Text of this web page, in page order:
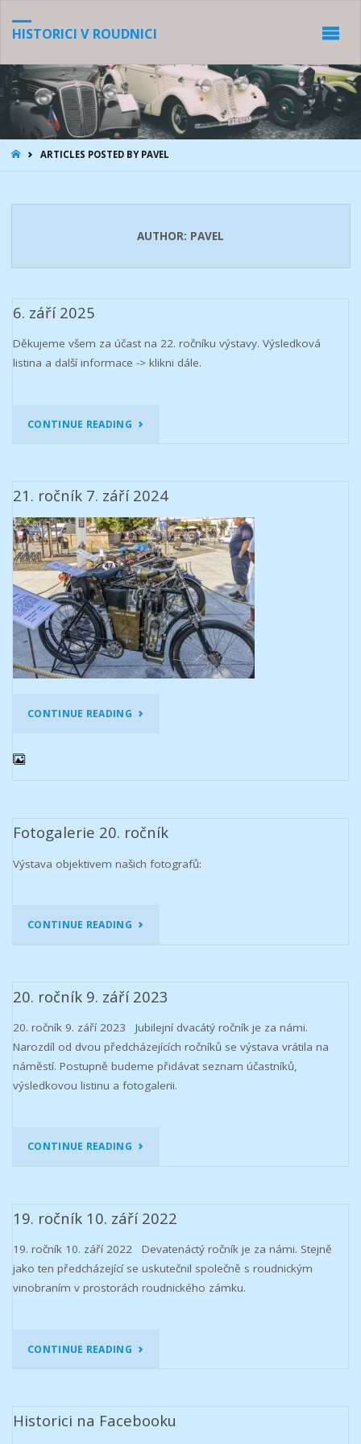
HISTORICI V ROUDNICI
HOMEARTICLES POSTED BY PAVEL
AUTHOR: PAVEL
6. září 2025
Děkujeme všem za účast na 22. ročníku výstavy. Výsledková
listina a další informace -> klikni dále.
CONTINUE READING"6.
21. ročník 7. září 2024
CONTINUE READING„21.
2024“
Fotogalerie 20. ročník
Výstava objektivem našich fotografů:
CONTINUE READING"FOTOGALERIE
20. ročník 9. září 2023
20. ročník 9. září 2023 Jubilejní dvacátý ročník je za námi.
Narozdíl od dvou předcházejících ročníků se výstava vrátila na
náměstí. Postupně budeme přidávat seznam účastníků,
výsledkovou listinu a fotogalerii.
CONTINUE READING"20.
9.
2023"
19. ročník 10. září 2022
19. ročník 10. září 2022 Devatenáctý ročník je za námi. Stejně
jako ten předcházející se uskutečnil společně s roudnickým
vinobraním v prostorách roudnického zámku.
CONTINUE READING"19.
10.
Historici na Facebooku